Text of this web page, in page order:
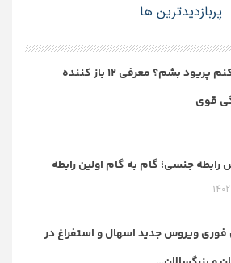
پربازدیدترین ها
چکار کنم پریود بشم؟ معرفی 12 باز کننده
قوی
رابطه جنسی؛ گام به گام اولین رابطه
فوری ویروس جدید اسهال و استفراغ در